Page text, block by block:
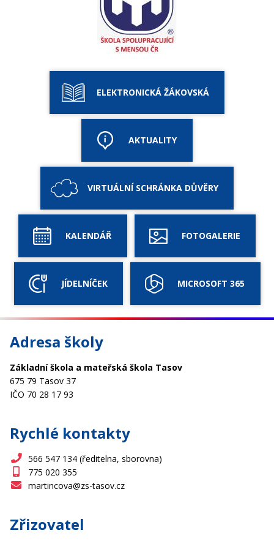
ELEKTRONICKÁ ŽÁKOVSKÁ
AKTUALITY
VIRTUÁLNÍ SCHRÁNKA DŮVĚRY
KALENDÁŘ FOTOGALERIE
JÍDELNÍČEK MICROSOFT 365
Adresa školy
Základní škola a mateřská škola Tasov
675 79 Tasov 37
IČO 70 28 17 93
Rychlé kontakty
566 547 134 (ředitelna, sborovna)
775 020 355
martincova@zs-tasov.cz
Zřizovatel